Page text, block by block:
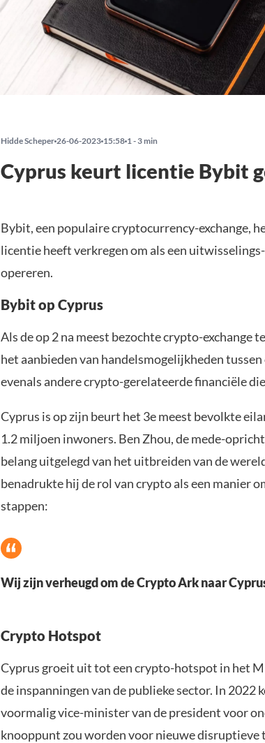
Hidde Scheper 26-06-2023 15:58 1 - 3 min
Cyprus keurt licentie Bybit
Bybit, een populaire cryptocurrency-exchange,
licentie heeft verkregen om als een
opereren.
Bybit op Cyprus
Als de op 2 na meest bezochte crypto-exchange
het aanbieden van handelsmogelijkheden
evenals andere crypto-gerelateerde financiële
Cyprus is op zijn beurt het 3e meest bevolkte
1.2 miljoen inwoners. Ben Zhou, de mede-
belang uitgelegd van het uitbreiden van de
benadrukte hij de rol van crypto als een manier
stappen:
Wij zijn verheugd om de Crypto Ark naar
Crypto Hotspot
Cyprus groeit uit tot een crypto-hotspot in het
de inspanningen van de publieke sector. In 2022
voormalig vice-minister van de president voor
knooppunt zou worden voor nieuwe disruptieve